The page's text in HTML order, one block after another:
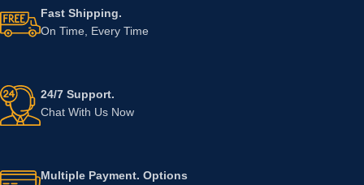
Fast Shipping.
On Time, Every Time
24/7 Support.
Chat With Us Now
Multiple Payment. Options